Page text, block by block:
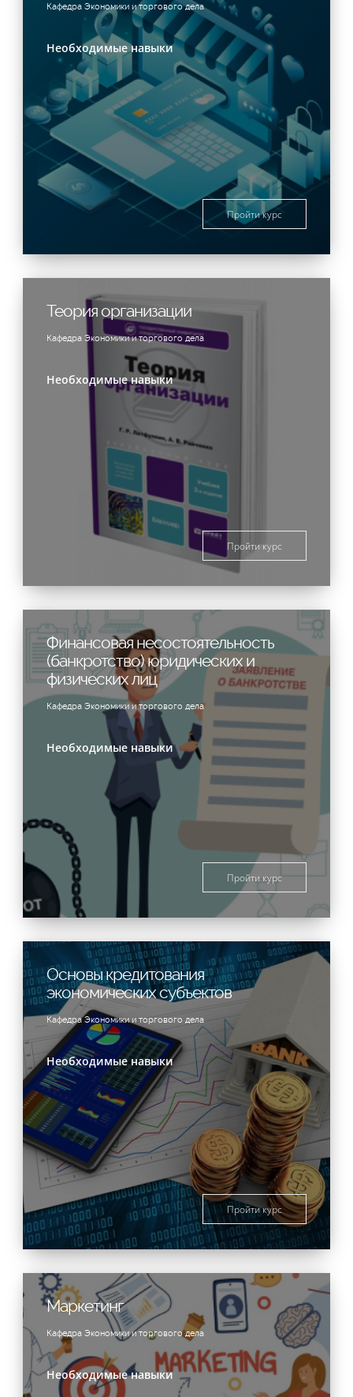
Кафедра Экономики и торгового дела
Необходимые навыки
Пройти курс
Теория организации
Кафедра Экономики и торгового дела
Необходимые навыки
Пройти курс
Финансовая несостоятельность
(банкротство) юридических и
физических лиц
Кафедра Экономики и торгового дела
Необходимые навыки
Пройти курс
Основы кредитования
экономических субъектов
Кафедра Экономики и торгового дела
Необходимые навыки
Пройти курс
Маркетинг
Кафедра Экономики и торгового дела
Необходимые навыки